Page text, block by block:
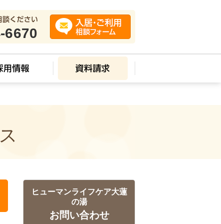
6670
ヒューマンライフケア大蓮
の湯
お問い合わせ